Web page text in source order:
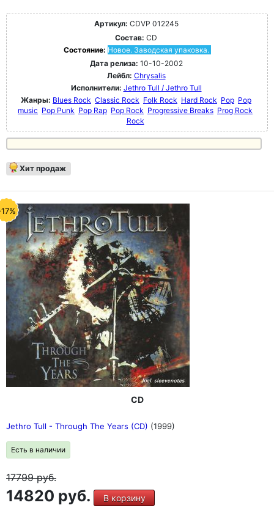
Артикул: CDVP 012245
Состав: CD
Состояние: Новое. Заводская упаковка.
Дата релиза: 10-10-2002
Лейбл: Chrysalis
Исполнители: Jethro Tull / Jethro Tull
Жанры: Blues Rock Classic Rock Folk Rock Hard Rock Pop Pop
music Pop Punk Pop Rap Pop Rock Progressive Breaks Prog Rock
Rock
Хит продаж
CD
Jethro Tull - Through The Years (CD) (1999)
Есть в наличии
17799руб.
14820 руб. В корзину